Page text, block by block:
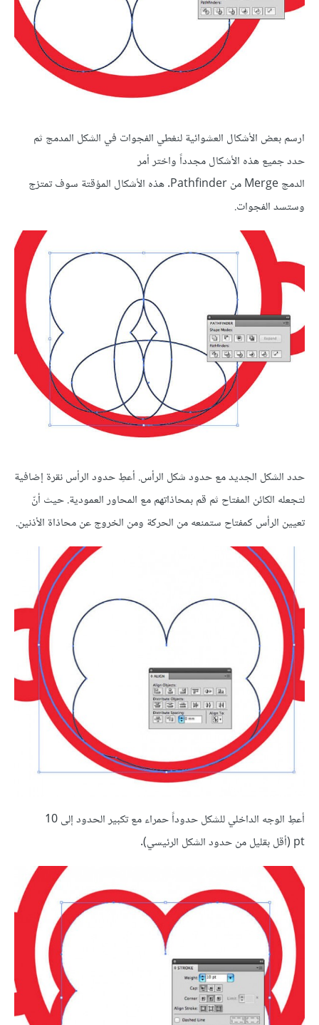
ارسم بعض الأشكال العشوائية لنغطي الفجوات في الشكل المدمج ثم
حدد جميع هذه الأشكال مجدداً واختر أمر
الدمج Merge من Pathfinder. هذه الأشكال المؤقتة سوف تمتزج
وستسد الفجوات.
حدد الشكل الجديد مع حدود شكل الرأس. أعطِ حدود الرأس نقرة إضافية
لتجعله الكائن المفتاح ثم قم بمحاذاتهم مع المحاور العمودية. حيث أنّ
تعيين الرأس كمفتاح ستمنعه من الحركة ومن الخروج عن محاذاة الأذنين.
أعطِ الوجه الداخلي للشكل حدوداً حمراء مع تكبير الحدود إلى 10
pt (أقل بقليل من حدود الشكل الرئيسي).